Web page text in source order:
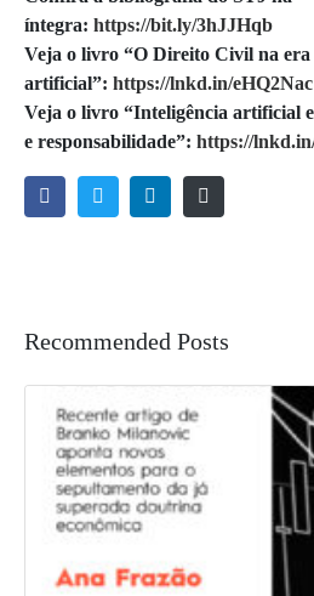
íntegra: https://bit.ly/3hJJHqb
Veja o livro “O Direito Civil na era
artificial”: https://lnkd.in/eHQ2Nac
Veja o livro “Inteligência artificial
e responsabilidade”: https://
Recommended Posts